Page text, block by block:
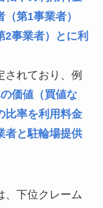
第1事業者）
2事業者）とに利
されており、例
価値（買値な
比率を利用料金
者と駐輪場提供
、下位クレーム